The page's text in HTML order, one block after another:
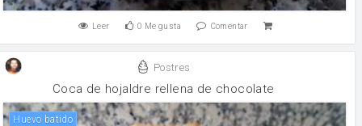
Leer 0 Me gusta Comentar
Postres
Coca de hojaldre rellena de chocolate
Huevo batido